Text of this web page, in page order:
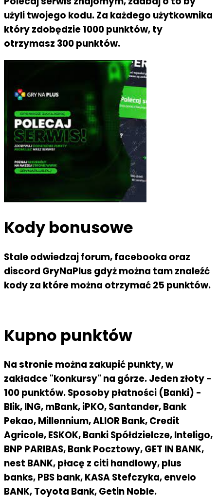
użyli twojego kodu. Za każdego użytkownika
który zdobędzie 1000 punktów, ty
otrzymasz 300 punktów.
Kody bonusowe
Stale odwiedzaj forum, facebooka oraz
discord GryNaPlus gdyż można tam znaleźć
kody za które można otrzymać 25 punktów.
Kupno punktów
Na stronie można zakupić punkty, w
zakładce "konkursy" na górze. Jeden złoty -
100 punktów. Sposoby płatności (Banki) -
Blik, ING, mBank, iPKO, Santander, Bank
Pekao, Millennium, ALIOR Bank, Credit
Agricole, ESKOK, Banki Spółdzielcze, Inteligo,
BNP PARIBAS, Bank Pocztowy, GET IN BANK,
nest BANK, płacę z citi handlowy, plus
banks, PBS bank, KASA Stefczyka, envelo
BANK, Toyota Bank, Getin Noble.